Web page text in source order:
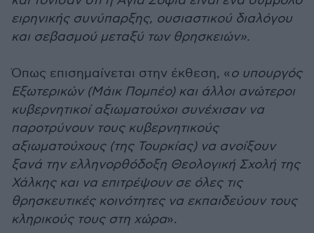
ειρηνικής συνύπαρξης, ουσιαστικού διαλόγου
και σεβασμού μεταξύ των θρησκειών».
Όπως επισημαίνεται στην έκθεση, «ο υπουργός
Εξωτερικών (Μάικ Πομπέο) και άλλοι ανώτεροι
κυβερνητικοί αξιωματούχοι συνέχισαν να
παροτρύνουν τους κυβερνητικούς
αξιωματούχους (της Τουρκίας) να ανοίξουν
ξανά την ελληνορθόδοξη Θεολογική Σχολή της
Χάλκης και να επιτρέψουν σε όλες τις
θρησκευτικές κοινότητες να εκπαιδεύουν τους
κληρικούς τους στη χώρα».